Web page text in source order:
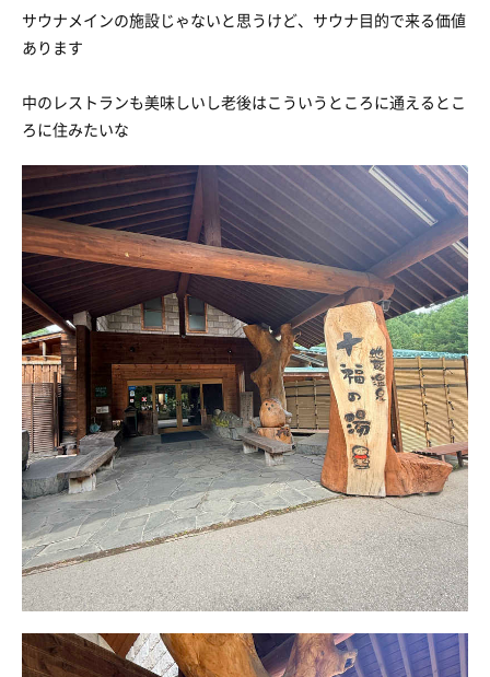
サウナメインの施設じゃないと思うけど、サウナ目的で来る価値
あります
中のレストランも美味しいし老後はこういうところに通えるとこ
ろに住みたいな